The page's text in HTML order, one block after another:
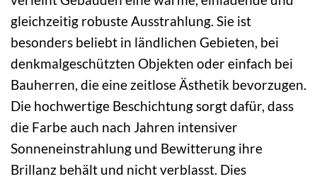
gleichzeitig robuste Ausstrahlung. Sie ist
besonders beliebt in ländlichen Gebieten, bei
denkmalgeschützten Objekten oder einfach bei
Bauherren, die eine zeitlose Ästhetik bevorzugen.
Die hochwertige Beschichtung sorgt dafür, dass
die Farbe auch nach Jahren intensiver
Sonneneinstrahlung und Bewitterung ihre
Brillanz behält und nicht verblasst. Dies